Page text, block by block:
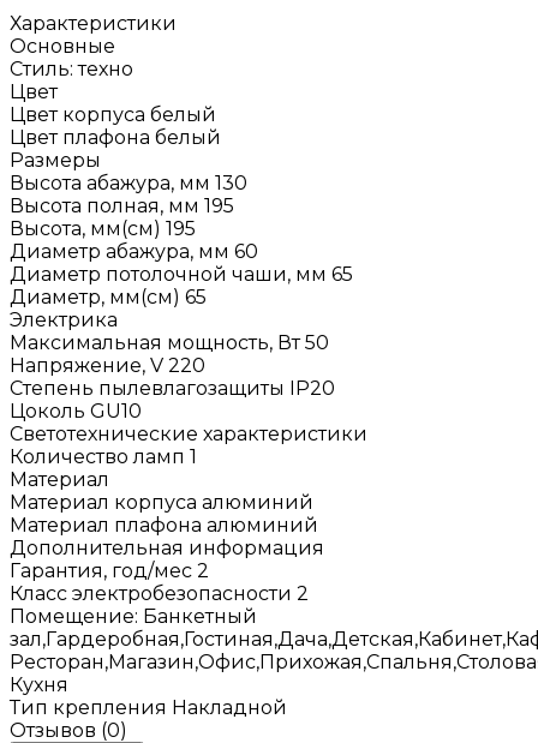
Характеристики
Основные
Стиль: техно
Цвет
Цвет корпуса белый
Цвет плафона белый
Размеры
Высота абажура, мм 130
Высота полная, мм 195
Высота, мм(см) 195
Диаметр абажура, мм 60
Диаметр потолочной чаши, мм 65
Диаметр, мм(см) 65
Электрика
Максимальная мощность, Вт 50
Напряжение, V 220
Степень пылевлагозащиты IP20
Цоколь GU10
Светотехнические характеристики
Количество ламп 1
Материал
Материал корпуса алюминий
Материал плафона алюминий
Дополнительная информация
Гарантия, год/мес 2
Класс электробезопасности 2
Помещение: Банкетный
Кухня
Тип крепления Накладной
Отзывов (0)